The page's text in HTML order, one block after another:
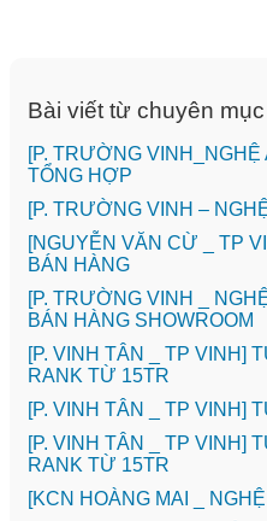
Bài viết từ chuyên
[P. TRƯỜNG VINH_NGHỆ
TỔNG HỢP
[P. TRƯỜNG VINH –
[NGUYỄN VĂN CỪ _ TP
BÁN HÀNG
[P. TRƯỜNG VINH _
BÁN HÀNG SHOWROOM
[P. VINH TÂN _ TP VINH]
RANK TỪ 15TR
[P. VINH TÂN _ TP VINH]
[P. VINH TÂN _ TP VINH]
RANK TỪ 15TR
️[KCN HOÀNG MAI _